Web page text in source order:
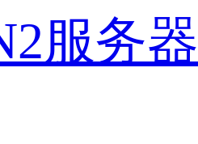
服务器